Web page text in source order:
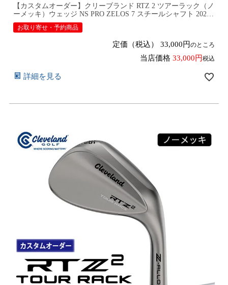
【カスタムオーダー】クリーブランド RTZ 2 ツアーラック（ノ
ーメッキ）ウェッジ NS PRO ZELOS 7 スチールシャフト 2026
年モデル日本仕様 日本正規品 cleveland アールティーゼット ツ
ー【■DC■】9月12日発売予定
お取り寄せ・予約商品
定価（税込） 33,000 のところ
当店価格 33,000 税込
詳細を見る